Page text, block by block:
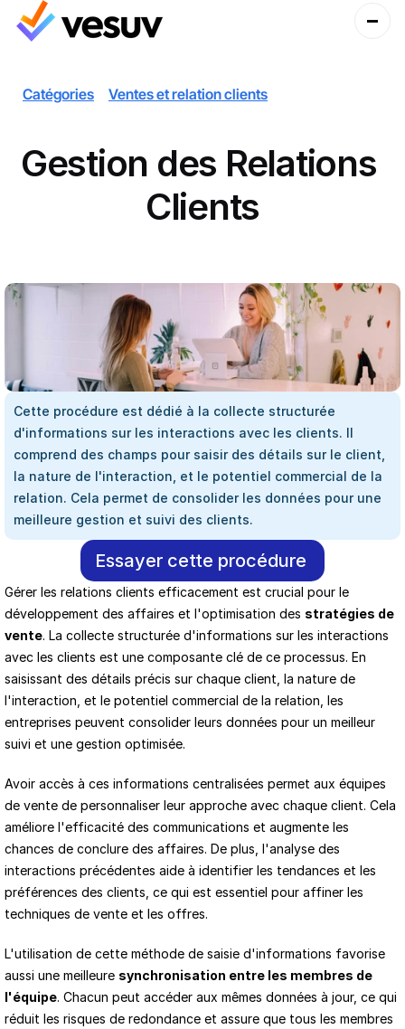
Catégories Ventes et relation clients
Gestion des Relations
Clients
Cette procédure est dédié à la collecte structurée
d'informations sur les interactions avec les clients. Il
comprend des champs pour saisir des détails sur le client,
la nature de l'interaction, et le potentiel commercial de la
relation. Cela permet de consolider les données pour une
meilleure gestion et suivi des clients.
Essayer cette procédure
Gérer les relations clients efficacement est crucial pour le
développement des affaires et l'optimisation des stratégies de
vente. La collecte structurée d'informations sur les interactions
avec les clients est une composante clé de ce processus. En
saisissant des détails précis sur chaque client, la nature de
l'interaction, et le potentiel commercial de la relation, les
entreprises peuvent consolider leurs données pour un meilleur
suivi et une gestion optimisée.
Avoir accès à ces informations centralisées permet aux équipes
de vente de personnaliser leur approche avec chaque client. Cela
améliore l'efficacité des communications et augmente les
chances de conclure des affaires. De plus, l'analyse des
interactions précédentes aide à identifier les tendances et les
préférences des clients, ce qui est essentiel pour affiner les
techniques de vente et les offres.
L'utilisation de cette méthode de saisie d'informations favorise
aussi une meilleure synchronisation entre les membres de
l'équipe. Chacun peut accéder aux mêmes données à jour, ce qui
réduit les risques de redondance et assure que tous les membres